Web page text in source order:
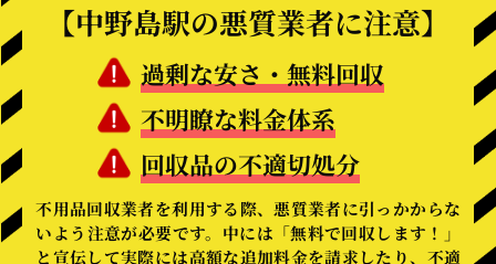
【中野島駅の悪質業者に注意】
過剰な安さ・無料回収
不明瞭な料金体系
回収品の不適切処分
不用品回収業者を利用する際、悪質業者に引っかからな
いよう注意が必要です。中には「無料で回収します！」
と宣伝して実際には高額な追加料金を請求したり、不適